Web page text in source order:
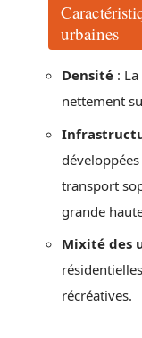
urbaines
Densité :
nettement
transport
grande
Mixité des
récréatives.